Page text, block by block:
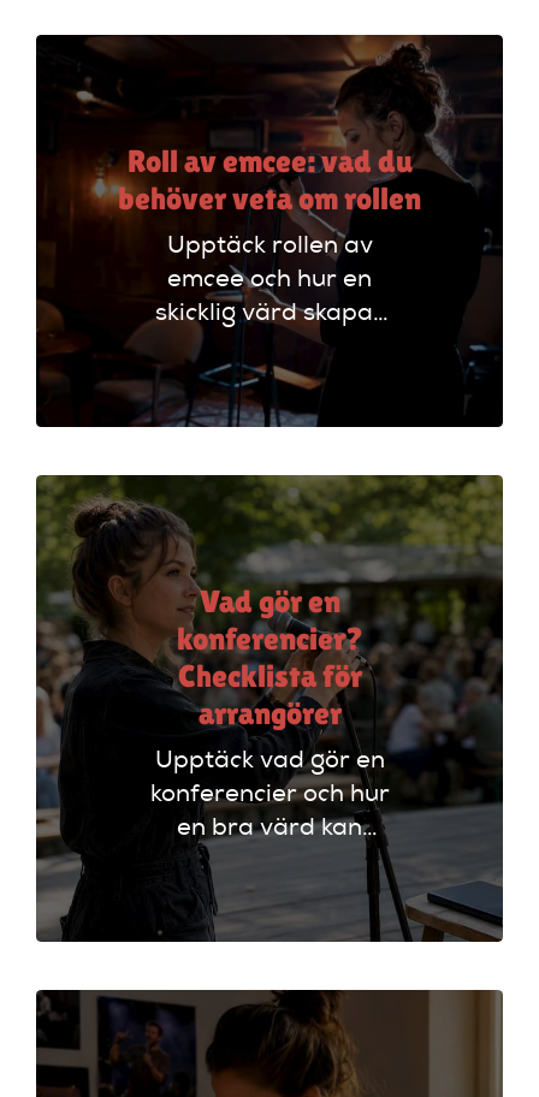
Roll av emcee: vad du
behöver veta om rollen
Upptäck rollen av
emcee och hur en
skicklig värd skapar
oförglömliga
evenemang genom
att styra
engagera publiken.
Vad gör en
konferencier?
Checklista för
arrangörer
Upptäck vad gör en
konferencier och hur
en bra värd kan
lyfta ditt event. Följ
vår checklista för
att säkerställa en
arrangemang!